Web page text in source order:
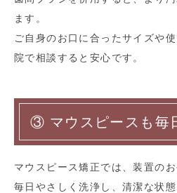
ます。
ご自身のお口に合ったサイズや
院で相談すると安心です。
③ マウスピースも毎
マウスピース矯正では、装置の
毎日やさしく洗浄し、清潔な状